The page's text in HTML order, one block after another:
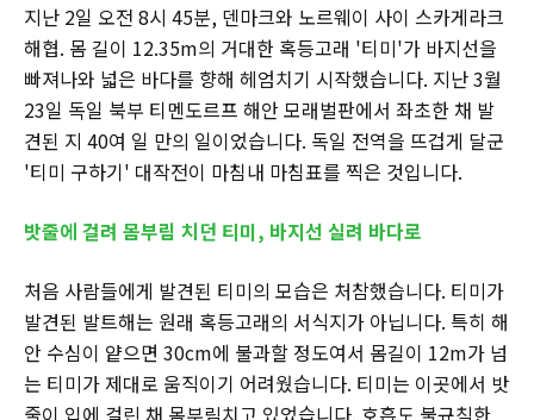
지난 2일 오전 8시 45분, 덴마크와 노르웨이 사이 스카게라크
해협. 몸 길이 12.35m의 거대한 혹등고래 '티미'가 바지선을
빠져나와 넓은 바다를 향해 헤엄치기 시작했습니다. 지난 3월
23일 독일 북부 티멘도르프 해안 모래벌판에서 좌초한 채 발
견된 지 40여 일 만의 일이었습니다. 독일 전역을 뜨겁게 달군
'티미 구하기' 대작전이 마침내 마침표를 찍은 것입니다.
밧줄에 걸려 몸부림 치던 티미, 바지선 실려 바다로
처음 사람들에게 발견된 티미의 모습은 처참했습니다. 티미가
발견된 발트해는 원래 혹등고래의 서식지가 아닙니다. 특히 해
안 수심이 얕으면 30cm에 불과할 정도여서 몸길이 12m가 넘
는 티미가 제대로 움직이기 어려웠습니다. 티미는 이곳에서 밧
줄이 입에 걸린 채 몸부림치고 있었습니다. 호흡도 불규칙한